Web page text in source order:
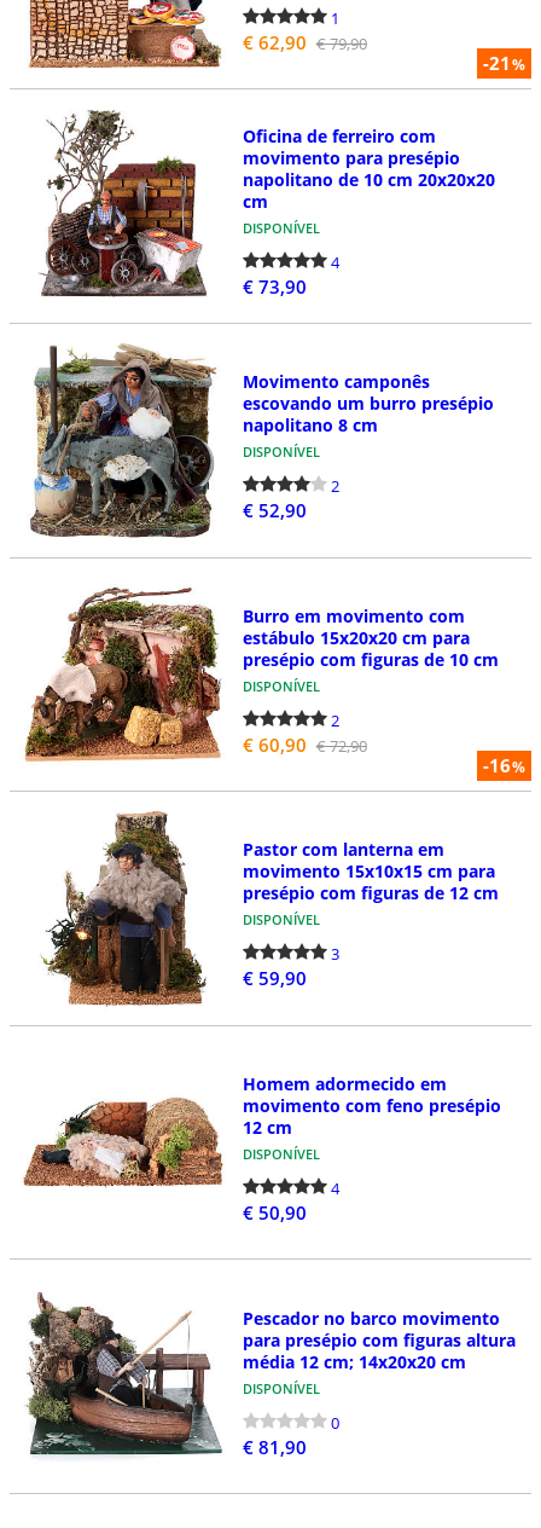
-21%
1
€ 62,90 € 79,90
Oficina de ferreiro com
movimento para presépio
napolitano de 10 cm 20x20x20
cm
DISPONÍVEL
4
€ 73,90
Movimento camponês
escovando um burro presépio
napolitano 8 cm
DISPONÍVEL
2
€ 52,90
-16%
Burro em movimento com
estábulo 15x20x20 cm para
presépio com figuras de 10 cm
DISPONÍVEL
2
€ 60,90 € 72,90
Pastor com lanterna em
movimento 15x10x15 cm para
presépio com figuras de 12 cm
DISPONÍVEL
3
€ 59,90
Homem adormecido em
movimento com feno presépio
12 cm
DISPONÍVEL
4
€ 50,90
Pescador no barco movimento
para presépio com figuras altura
média 12 cm; 14x20x20 cm
DISPONÍVEL
0
€ 81,90